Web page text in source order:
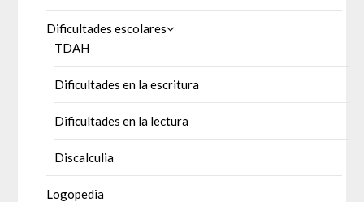
Dificultades escolares
TDAH
Dificultades en la escritura
Dificultades en la lectura
Discalculia
Logopedia